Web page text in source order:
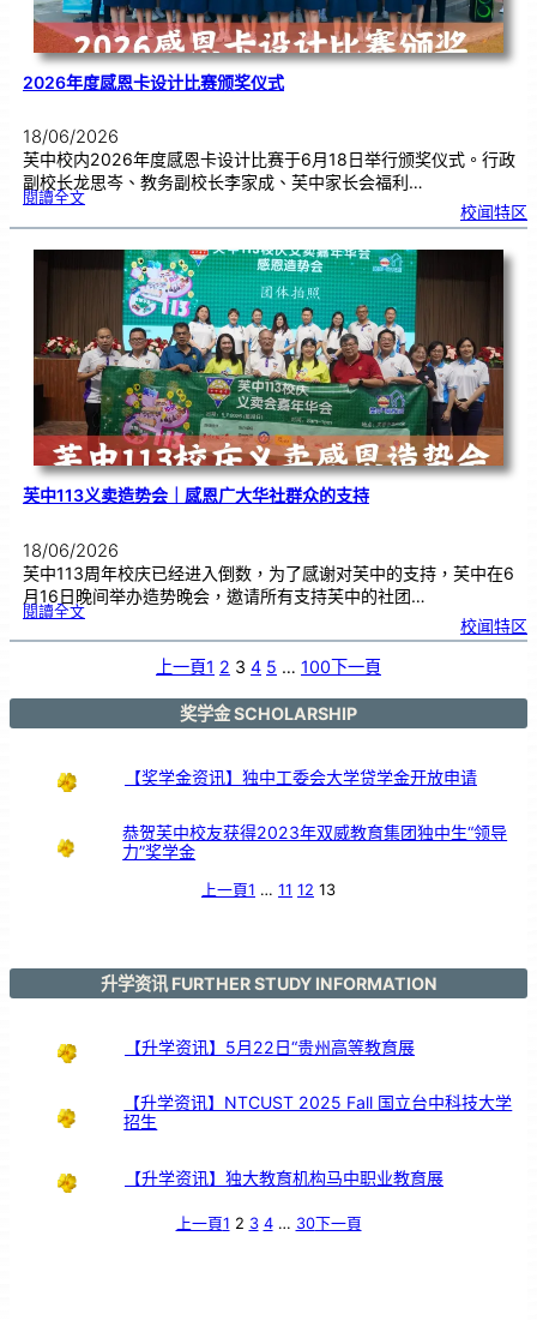
2026年度感恩卡设计比赛颁奖仪式
18/06/2026
芙中校内2026年度感恩卡设计比赛于6月18日举行颁奖仪式。行政
副校长龙思岑、教务副校长李家成、芙中家长会福利…
閱讀全文:2
6
度
感
卡
仪
式
校闻特区
芙中113义卖造势会｜感恩广大华社群众的支持
18/06/2026
芙中113周年校庆已经进入倒数，为了感谢对芙中的支持，芙中在6
月16日晚间举办造势晚会，邀请所有支持芙中的社团…
閱讀全文:芙
1
｜
广
校闻特区
上一頁1 2 3 4 5 … 100下一頁
奖学金 SCHOLARSHIP
【奖学金资讯】独中工委会大学贷学金开放申请
恭贺芙中校友获得2023年双威教育集团独中生“领导
力”奖学金
上一頁1 … 11 12 13
升学资讯 FURTHER STUDY INFORMATION
【升学资讯】5月22日“贵州高等教育展
【升学资讯】NTCUST 2025 Fall 国立台中科技大学
招生
【升学资讯】独大教育机构马中职业教育展
上一頁1 2 3 4 … 30下一頁